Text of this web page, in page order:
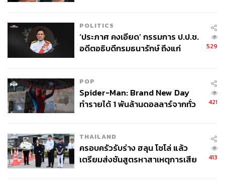
POLITICS
‘ประภาศ คงเอียด’ กรรมการ ป.ป.ช.
อดีตอธิบดีกรมธนารักษ์ ถึงแก่
529
POP
Spider-Man: Brand New Day
ทำรายได้ 1 พันล้านดอลลาร์จากทั่ว
421
THAILAND
ครอบครัวรับร่าง ฮลุน โซโล่ แล้ว
เตรียมส่งชันสูตรหาสาเหตุการเสีย
413